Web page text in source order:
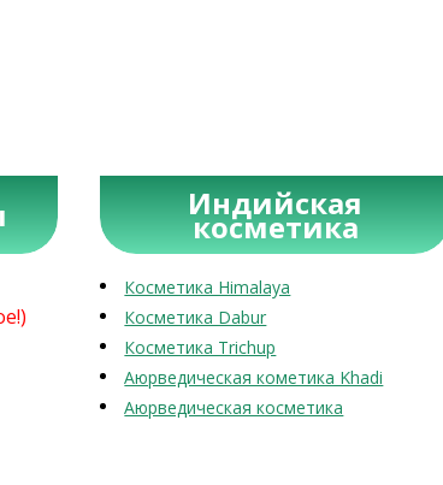
Индийская
косметика
Косметика Himalaya
Косметика Dabur
Косметика Trichup
Аюрведическая кометика Khadi
Аюрведическая косметика